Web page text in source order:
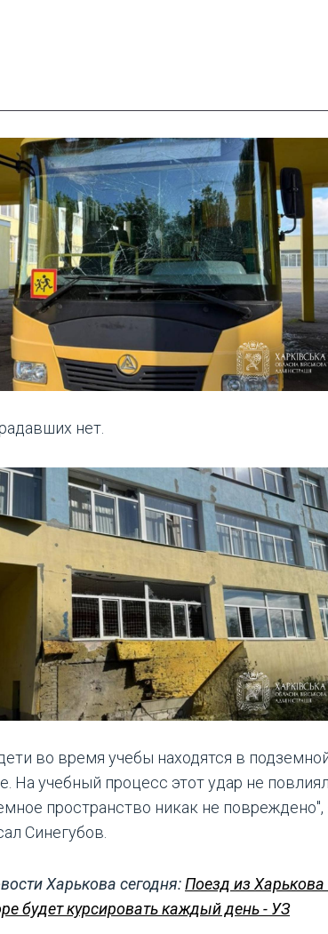
нет.
во время учебы находятся в
На учебный процесс этот удар не
пространство никак не повреждено",
Синегубов.
Харькова сегодня:Поезд из Харькова
будет курсировать каждый день - УЗ